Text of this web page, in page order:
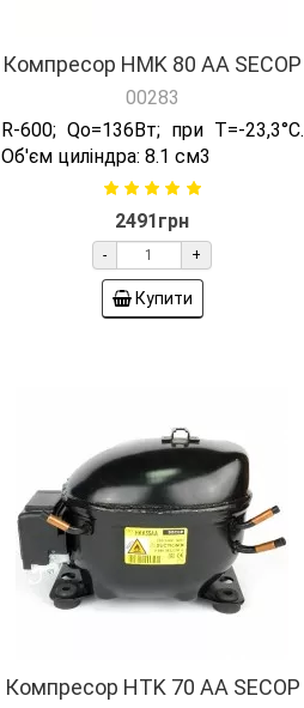
Компресор HMK 80 AA SECOP
00283
R-600; Qо=136Вт; при T=-23,3°C.
Об'єм циліндра: 8.1 см3
2491грн
- +
Купити
Компресор HTK 70 AA SECOP